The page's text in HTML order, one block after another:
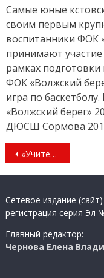
Самые юные
своим первым
воспитанники ФОК
принимают
рамках
ФОК «Волжский
игра по
«Волжский берег»
ДЮСШ Сормова
Навигация
по
«Учитель года России»
Сетевое издание
регистрация серия Эл
Главный редактор:
Чернова Елена